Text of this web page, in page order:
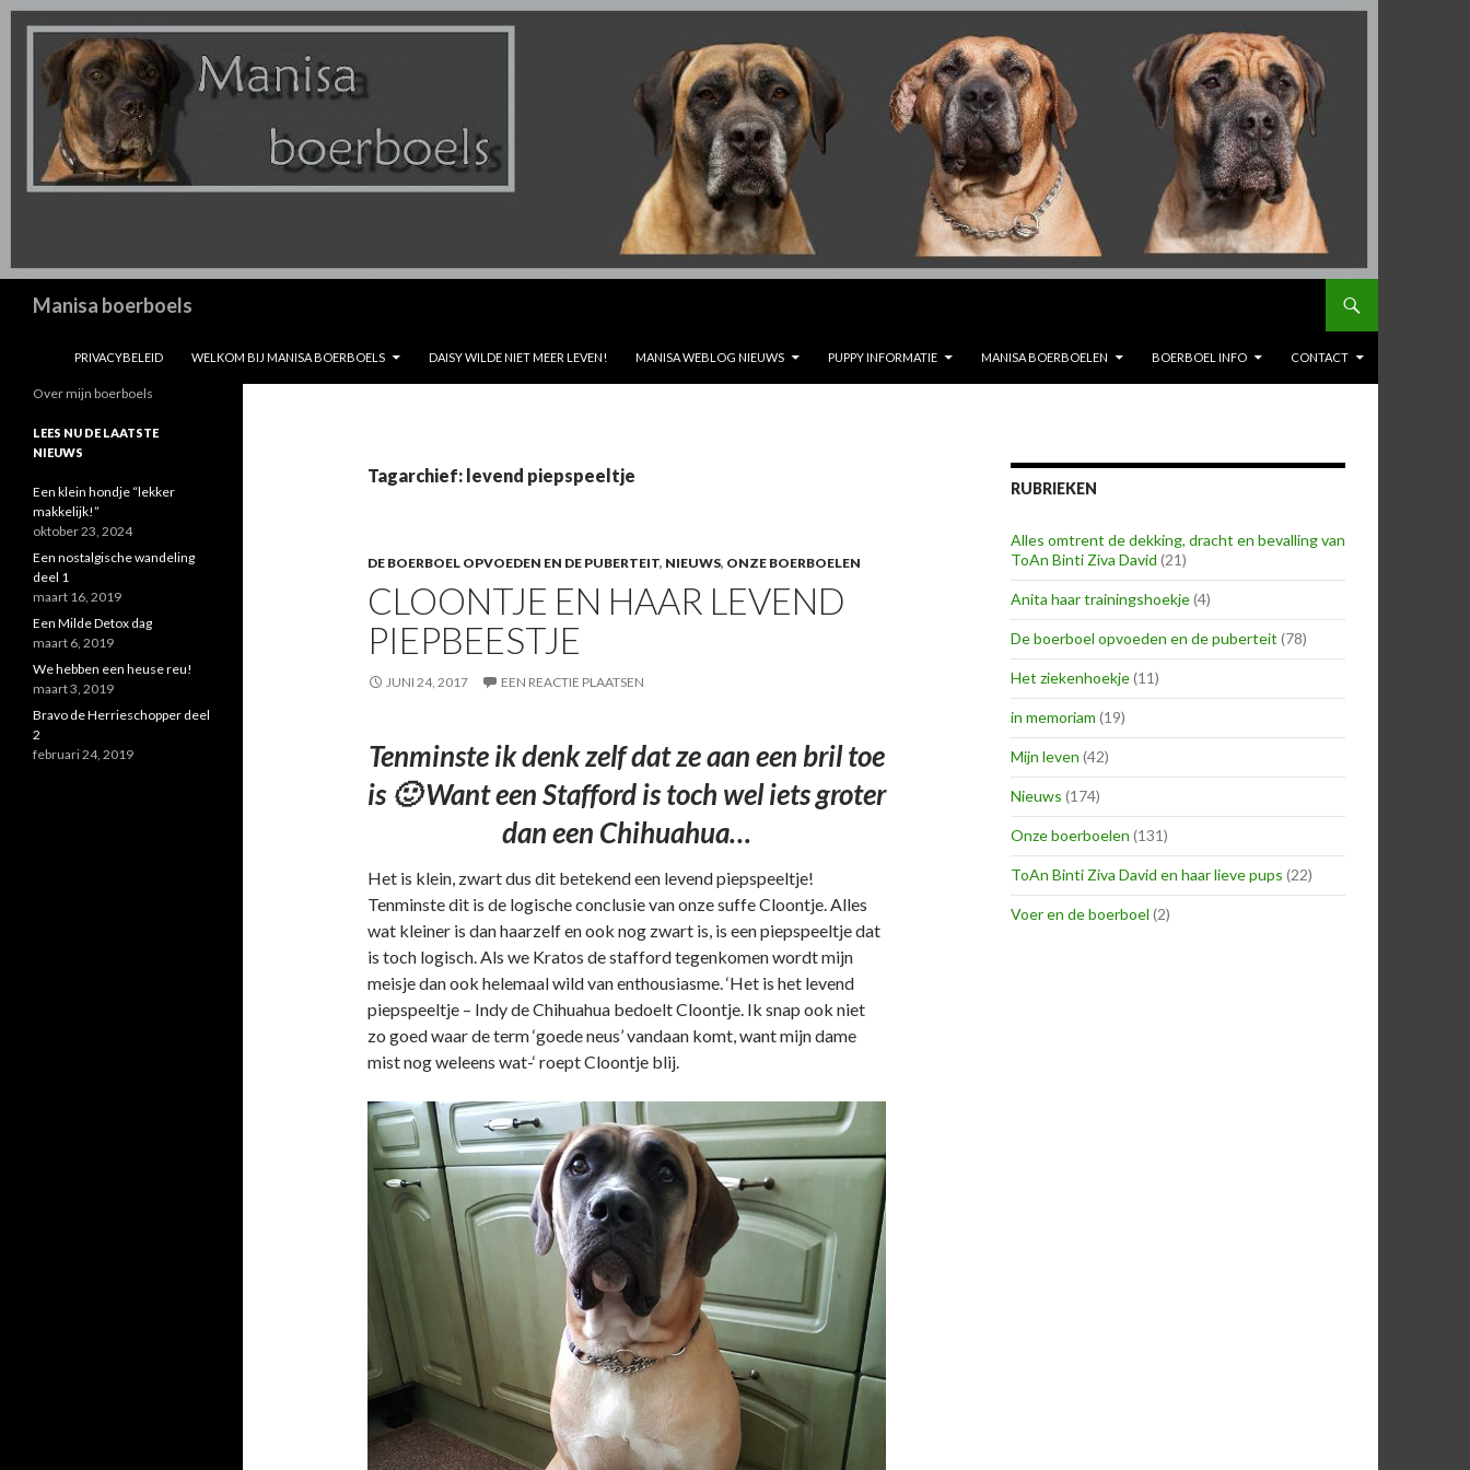
Manisa boerboels
PRIVACYBELEID
WELKOM BIJ MANISA BOERBOELS DAISY WILDE NIET MEER LEVEN! MANISA WEBLOG NIEUWS PUPPY INFORMATIE MANISA BOERBOELEN BOERBOEL INFO CONTACT
Tagarchief: levend piepspeeltje
DE BOERBOEL OPVOEDEN EN DE PUBERTEIT, NIEUWS, ONZE BOERBOELEN
CLOONTJE EN HAAR LEVEND
PIEPBEESTJE
JUNI 24, 2017 EEN REACTIE PLAATSEN
Tenminste ik denk zelf dat ze aan een bril toe
is 🙂 Want een Stafford is toch wel iets groter
dan een Chihuahua…
Het is klein, zwart dus dit betekend een levend piepspeeltje!
Tenminste dit is de logische conclusie van onze suffe Cloontje. Alles
wat kleiner is dan haarzelf en ook nog zwart is, is een piepspeeltje dat
is toch logisch. Als we Kratos de stafford tegenkomen wordt mijn
meisje dan ook helemaal wild van enthousiasme. ‘Het is het levend
piepspeeltje – Indy de Chihuahua bedoelt Cloontje. Ik snap ook niet
zo goed waar de term ‘goede neus’ vandaan komt, want mijn dame
mist nog weleens wat-‘ roept Cloontje blij.
RUBRIEKEN
Alles omtrent de dekking, dracht en bevalling van
ToAn Binti Ziva David (21)
Anita haar trainingshoekje(4)
De boerboel opvoeden en de puberteit (78)
Het ziekenhoekje(11)
in memoriam (19)
Mijn leven (42)
Nieuws (174)
Onze boerboelen (131)
ToAn Binti Ziva David en haar lieve pups (22)
Voer en de boerboel (2)
Over mijn boerboels
LEES NU DE LAATSTE
NIEUWS
Een klein hondje “lekker
makkelijk!”
oktober 23, 2024
Een nostalgische wandeling
deel 1
maart 16, 2019
Een Milde Detox dag
maart 6, 2019
We hebben een heuse reu!
maart 3, 2019
Bravo de Herrieschopper deel
2
februari 24, 2019